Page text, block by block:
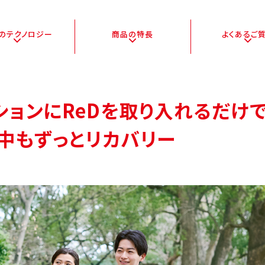
テクノロジー 商品の特長 よくあるご
ョンにReDを取り入れるだけ
もずっとリカバリー